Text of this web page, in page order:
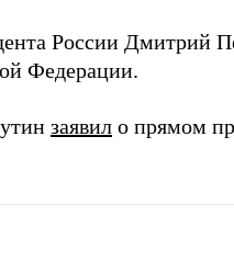
России Дмитрий
Федерации.
заявил о прямом